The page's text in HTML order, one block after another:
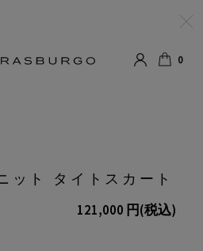
0
ット タイトスカート
121,000 円(税込)